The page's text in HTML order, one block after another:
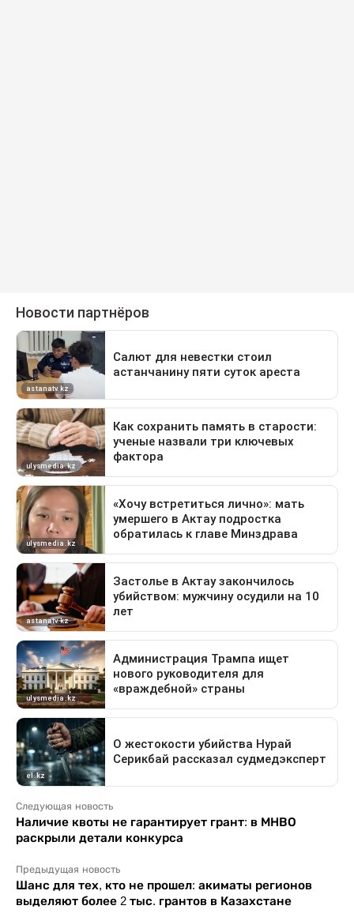
Следующая новость
Наличие квоты не гарантирует грант: в МНВО
раскрыли детали конкурса
Предыдущая новость
Шанс для тех, кто не прошел: акиматы регионов
выделяют более 2 тыс. грантов в Казахстане